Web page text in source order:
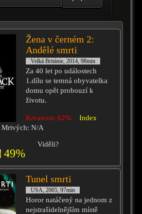
Žena v černém 2:
Andělé smrti
Velká Británie, 2014, 98min
Za 40 let po událostech
1.dílu se temná obyvatelka
domu opět probouzí k
životu.
Krvavost: 62%
Index
Mrtvých: N/A
49%
Viděli?
Tunel smrti
USA, 2005, 97min
Horor natáčený na jednom z
nejstrašidelnějším místě